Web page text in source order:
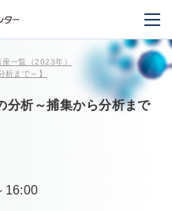
一覧（2023年）
析まで～】
分析～捕集から分析まで
16:00